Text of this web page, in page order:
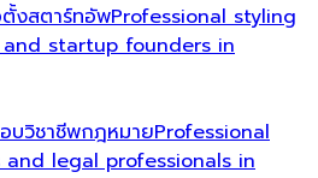
ตั้งสตาร์ทอัพProfessional styling
startup founders in
บวิชาชีพกฎหมายProfessional
legal professionals in